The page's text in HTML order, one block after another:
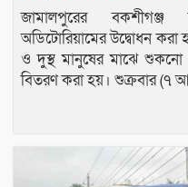
জামালপুরের বকশীগঞ্জ
অডিটোরিয়ামের উদ্বোধন করা
ও দুস্থ মানুষের মাঝে শুকনো
বিতরণ করা হয়। শুক্রবার (৭